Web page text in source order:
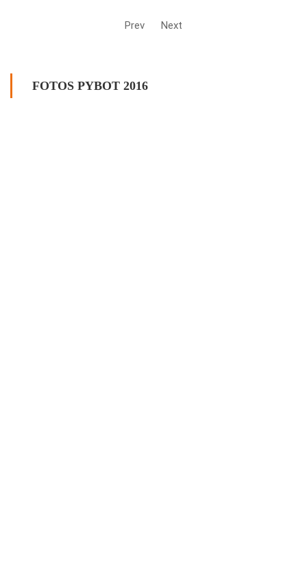
Prev Next
FOTOS PYBOT 2016